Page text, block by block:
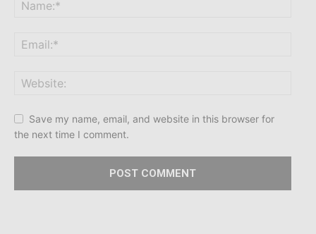
Save my name, email, and website in this browser for
the next time I comment.